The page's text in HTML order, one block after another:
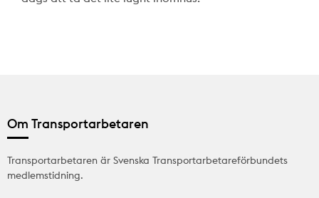
Om Transportarbetaren
Transportarbetaren är Svenska Transportarbetareförbundets
medlemstidning.